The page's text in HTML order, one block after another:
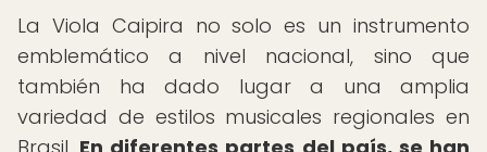
La Viola Caipira no solo es un instrumento
emblemático a nivel nacional, sino que
también ha dado lugar a una amplia
variedad de estilos musicales regionales en